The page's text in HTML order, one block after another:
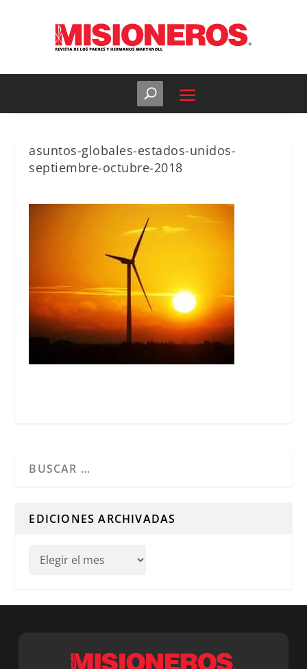
asuntos-globales-estados-unidos-
septiembre-octubre-2018
EDICIONES ARCHIVADAS